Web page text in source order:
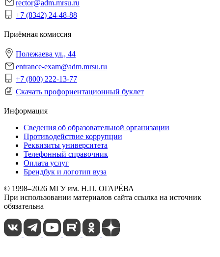
rector@adm.mrsu.ru
+7 (8342) 24-48-88
Приёмная комиссия
Полежаева ул., 44
entrance-exam@adm.mrsu.ru
+7 (800) 222-13-77
Скачать профориентационный буклет
Информация
Сведения об образовательной организации
Противодействие коррупции
Реквизиты университета
Телефонный справочник
Оплата услуг
Брендбук и логотип вуза
© 1998–2026 МГУ им. Н.П. ОГАРЁВА
При использовании материалов сайта ссылка на источник
обязательна